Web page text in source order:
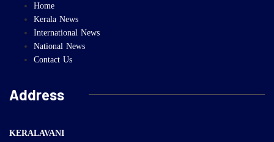
Home
Kerala News
International News
National News
Contact Us
Address
KERALAVANI